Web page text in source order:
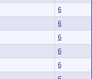
6
6
6
6
6